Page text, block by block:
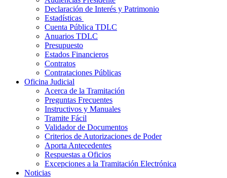
Declaración de Interés y Patrimonio
Estadísticas
Cuenta Pública TDLC
Anuarios TDLC
Presupuesto
Estados Financieros
Contratos
Contrataciones Públicas
Oficina Judicial
Acerca de la Tramitación
Preguntas Frecuentes
Instructivos y Manuales
Tramite Fácil
Validador de Documentos
Criterios de Autorizaciones de Poder
Aporta Antecedentes
Respuestas a Oficios
Excepciones a la Tramitación Electrónica
Noticias